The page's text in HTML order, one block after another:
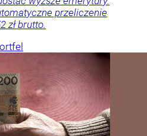
przeliczenie
zł brutto.